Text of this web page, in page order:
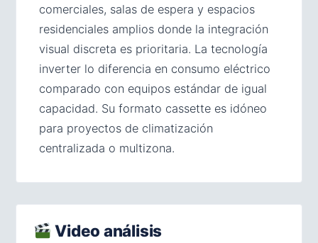
comerciales, salas de espera y espacios
residenciales amplios donde la integración
visual discreta es prioritaria. La tecnología
inverter lo diferencia en consumo eléctrico
comparado con equipos estándar de igual
capacidad. Su formato cassette es idóneo
para proyectos de climatización
centralizada o multizona.
Video análisis